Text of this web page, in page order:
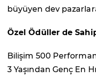
büyüyen dev
Özel Ödüller de
Bilişim 500
3 Yaşından Genç En